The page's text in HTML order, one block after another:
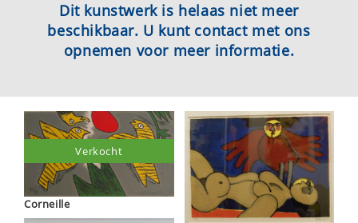
Dit kunstwerk is helaas niet meer
beschikbaar. U kunt contact met ons
opnemen voor meer informatie.
Corneille
Verkocht